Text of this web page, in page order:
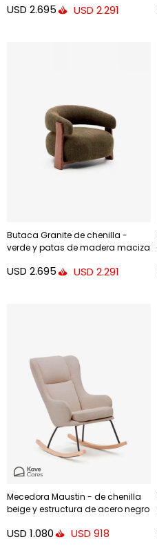
USD 2.695 USD 2.291
Butaca Granite de chenilla -
verde y patas de madera maciza
100%
USD 2.695 USD 2.291
Mecedora Maustin - de chenilla
beige y estructura de acero negro
USD 1.080 USD 918